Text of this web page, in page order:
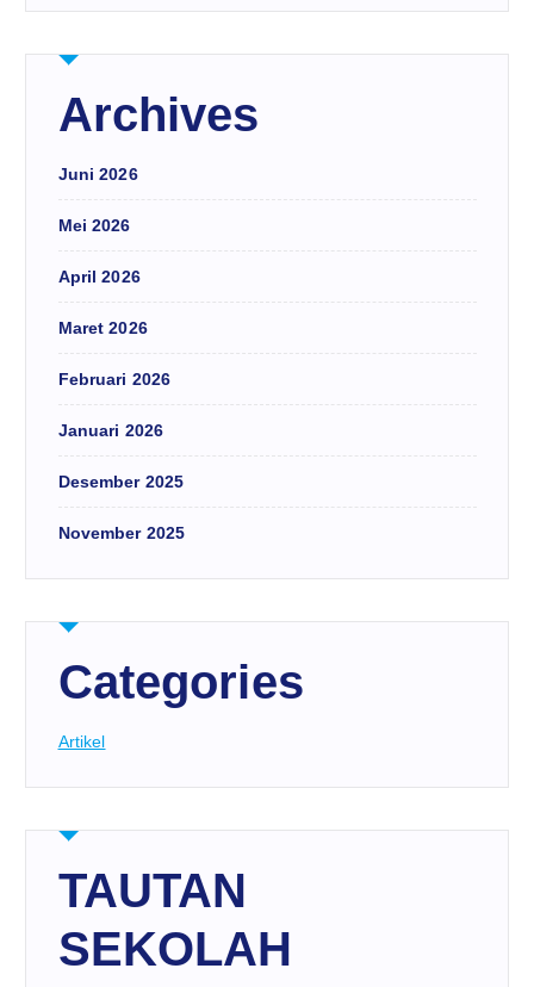
Archives
Juni 2026
Mei 2026
April 2026
Maret 2026
Februari 2026
Januari 2026
Desember 2025
November 2025
Categories
Artikel
TAUTAN
SEKOLAH